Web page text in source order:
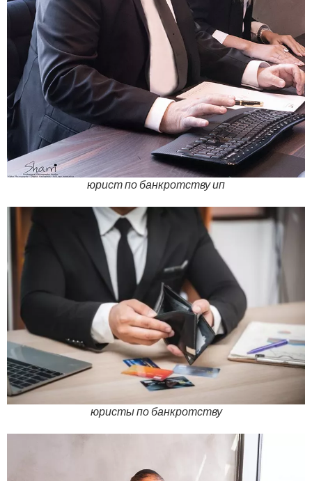
юрист по банкротству ип
юристы по банкротству